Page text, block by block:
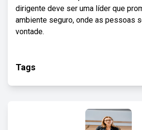
dirigente deve ser uma líder que
ambiente seguro, onde as pessoas
vontade.
Tags